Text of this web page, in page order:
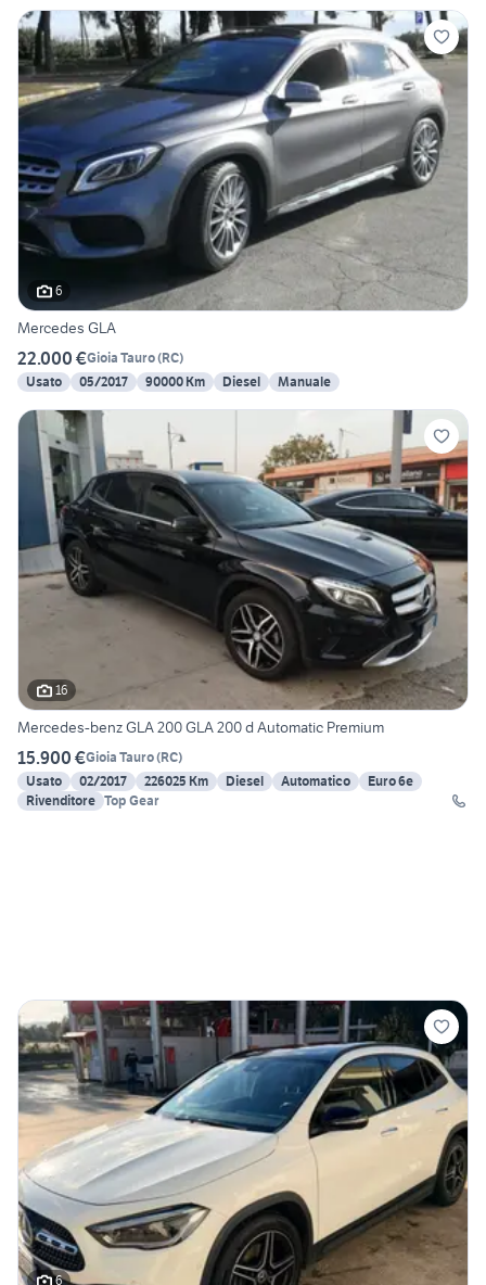
6
Mercedes GLA
22.000 €Gioia Tauro(RC)
Usato
05/2017 90000 Km Diesel Manuale
16
Mercedes-benz GLA 200 GLA 200 d Automatic Premium
15.900 €Gioia Tauro(RC)
Usato
02/2017 226025 Km Diesel Automatico
Euro 6e
Rivenditore Top Gear
6